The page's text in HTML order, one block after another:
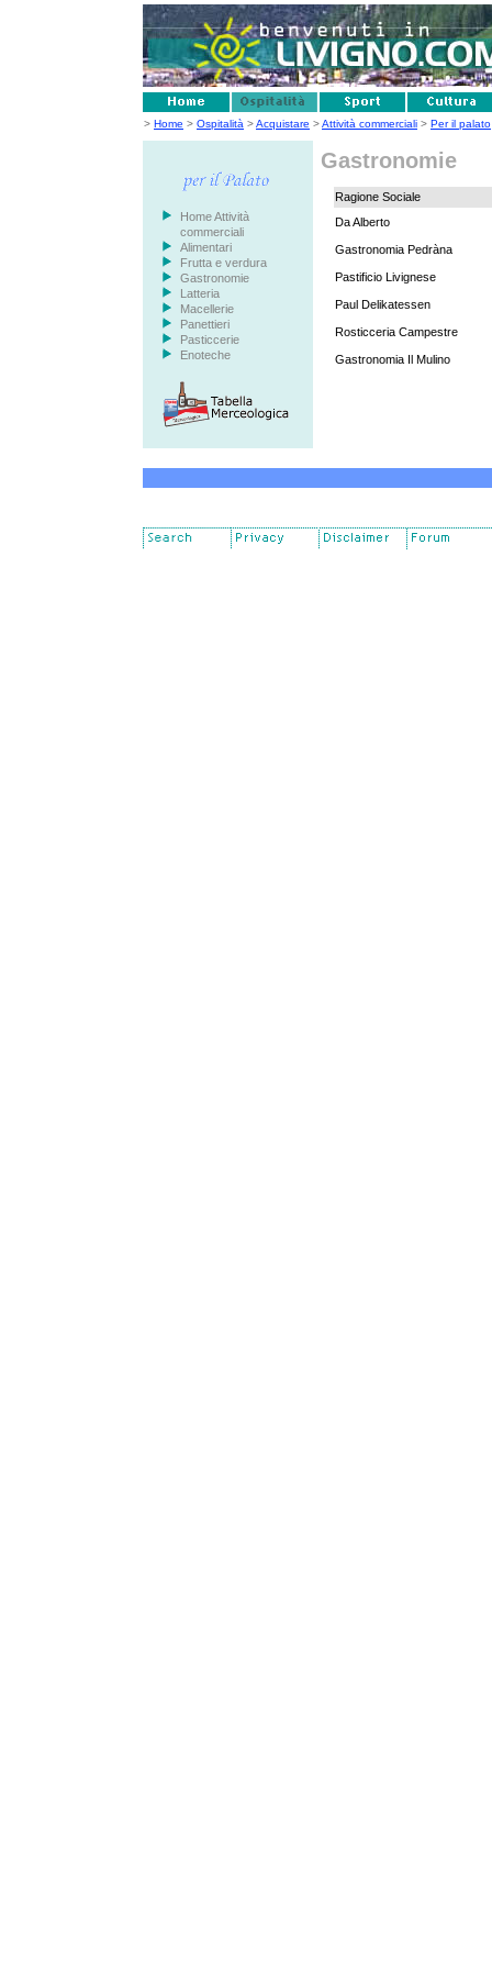
> Home > Ospitalità >Acquistare >Attività commerciali > Per il palato
Home Attività
commerciali
Alimentari
Frutta e verdura
Gastronomie
Latteria
Macellerie
Panettieri
Pasticcerie
Enoteche
Gastronomie
Ragione Sociale
Da Alberto
Gastronomia Pedràna
Pastificio Livignese
Paul Delikatessen
Rosticceria Campestre
Gastronomia Il Mulino